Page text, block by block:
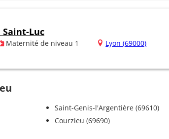
Luc
Maternité de niveau 1 Lyon (69000)
Saint-Genis-l'Argentière (69610)
Courzieu (69690)